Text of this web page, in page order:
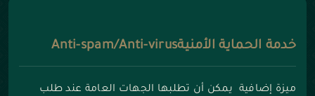
خدمة الحماية الأمنيةAnti-spam/Anti-virus
ميزة إضافية يمكن أن تطلبها الجهات العامة عند طلب